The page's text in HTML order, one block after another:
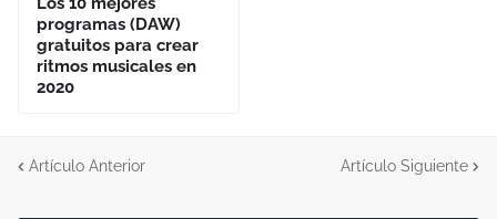
programas (DAW)
gratuitos para crear
ritmos musicales en
2020
Artículo Anterior Artículo Siguiente